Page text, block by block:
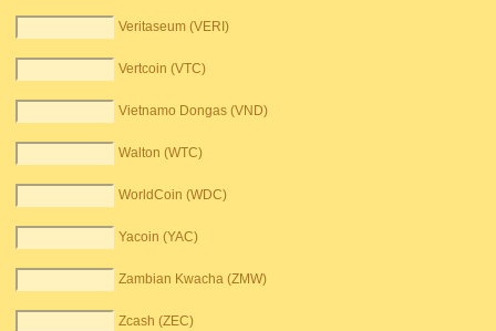
Veritaseum (VERI)
Vertcoin (VTC)
Vietnamo Dongas (VND)
Walton (WTC)
WorldCoin (WDC)
Yacoin (YAC)
Zambian Kwacha (ZMW)
Zcash (ZEC)